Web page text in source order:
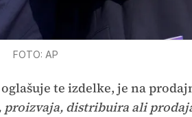
FOTO: AP
te izdelke, je na
proizvaja, distribuira ali